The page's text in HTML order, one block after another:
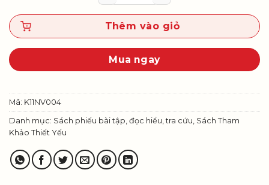
Thêm vào giỏ
Mua ngay
Mã: K11NV004
Danh mục: Sách phiếu bài tập, đọc hiểu, tra cứu, Sách Tham
Khảo Thiết Yếu